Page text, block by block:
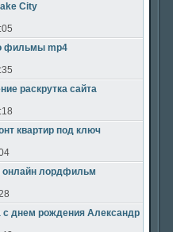
City
фильмы mp4
раскрутка сайта
квартир под ключ
лордфильм
с днем рождения Александр